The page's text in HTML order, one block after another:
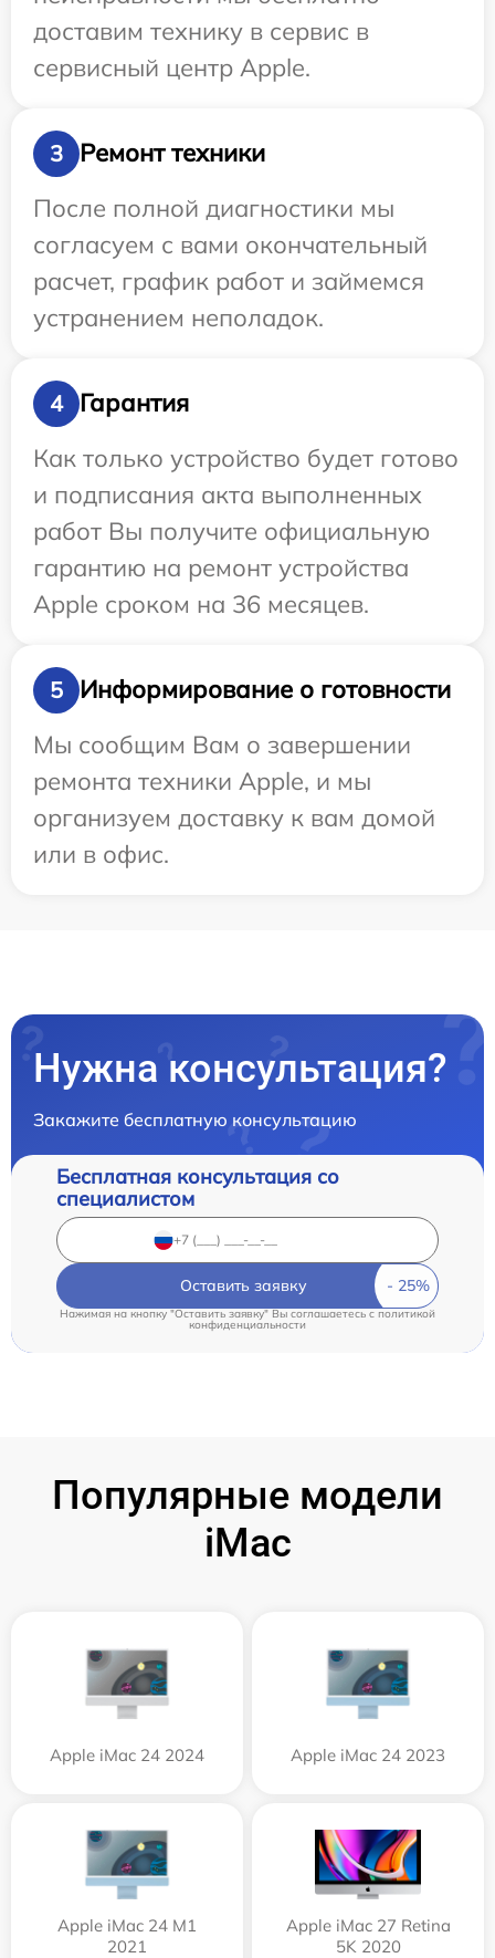
доставим технику в сервис в
сервисный центр Apple.
3
Ремонт техники
После полной диагностики мы
согласуем с вами окончательный
расчет, график работ и займемся
устранением неполадок.
4
Гарантия
Как только устройство будет готово
и подписания акта выполненных
работ Вы получите официальную
гарантию на ремонт устройства
Apple сроком на 36 месяцев.
5
Информирование о готовности
Мы сообщим Вам о завершении
ремонта техники Apple, и мы
организуем доставку к вам домой
или в офис.
Нужна консультация?
Закажите бесплатную консультацию
Бесплатная консультация со
специалистом
Оставить заявку
Нажимая на кнопку "Оставить заявку" Вы соглашаетесь cполитикой
конфиденциальности
Популярные модели
iMac
Apple iMac 24 2024 Apple iMac 24 2023
Apple iMac 24 M1
2021
Apple iMac 27 Retina
5K 2020